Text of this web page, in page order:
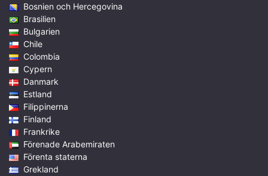
Bosnien och Hercegovina
Brasilien
Bulgarien
Chile
Colombia
Cypern
Danmark
Estland
Filippinerna
Finland
Frankrike
Förenade Arabemiraten
Förenta staterna
Grekland